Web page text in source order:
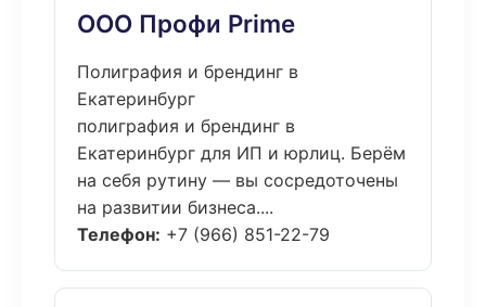
ООО Профи Prime
Полиграфия и брендинг в
Екатеринбург
полиграфия и брендинг в
Екатеринбург для ИП и юрлиц. Берём
на себя рутину — вы сосредоточены
на развитии бизнеса....
Телефон: +7 (966) 851-22-79